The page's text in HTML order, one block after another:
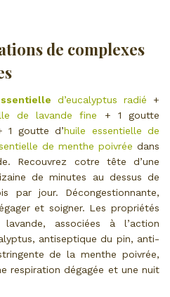
de complexes
d’eucalyptus radié +
de lavande fine + 1 goutte
1 goutte d’huile essentielle de
de menthe poivrée dans
Recouvrez cotre tête d’une
de minutes au dessus de
jour. Décongestionnante,
et soigner. Les propriétés
associées à l’action
antiseptique du pin, anti-
de la menthe poivrée,
respiration dégagée et une nuit